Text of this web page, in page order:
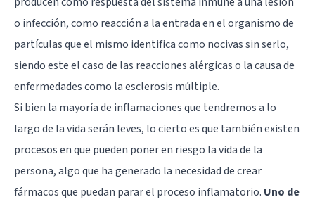
o infección, como reacción a la entrada en el organismo de
partículas que el mismo identifica como nocivas sin serlo,
siendo este el caso de las reacciones alérgicas o la causa de
enfermedades como la esclerosis múltiple.
Si bien la mayoría de inflamaciones que tendremos a lo
largo de la vida serán leves, lo cierto es que también existen
procesos en que pueden poner en riesgo la vida de la
persona, algo que ha generado la necesidad de crear
fármacos que puedan parar el proceso inflamatorio. Uno de